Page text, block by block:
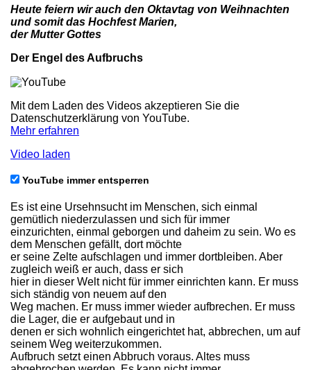
Heute feiern wir auch den Oktavtag von Weihnachten
und somit das Hochfest Marien,
der Mutter Gottes
Der Engel des Aufbruchs
Mit dem Laden des Videos akzeptieren Sie die
Datenschutzerklärung von YouTube.
Mehr erfahren
Video laden
YouTube immer entsperren
Es ist eine Ursehnsucht im Menschen, sich einmal
gemütlich niederzulassen und sich für immer
einzurichten, einmal geborgen und daheim zu sein. Wo es
dem Menschen gefällt, dort möchte
er seine Zelte aufschlagen und immer dortbleiben. Aber
zugleich weiß er auch, dass er sich
hier in dieser Welt nicht für immer einrichten kann. Er muss
sich ständig von neuem auf den
Weg machen. Er muss immer wieder aufbrechen. Er muss
die Lager, die er aufgebaut und in
denen er sich wohnlich eingerichtet hat, abbrechen, um auf
seinem Weg weiterzukommen.
Aufbruch setzt einen Abbruch voraus. Altes muss